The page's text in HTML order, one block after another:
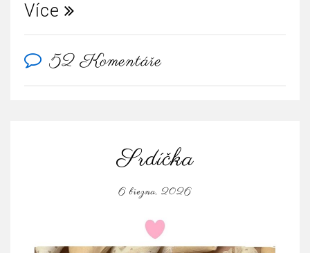
Více
52 Komentáře
Srdíčka
6 března, 2026